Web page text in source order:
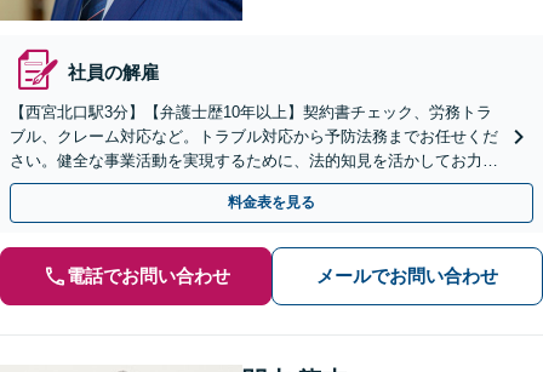
社員の解雇
【西宮北口駅3分】【弁護士歴10年以上】契約書チェック、労務トラ
ブル、クレーム対応など。トラブル対応から予防法務までお任せくだ
さい。健全な事業活動を実現するために、法的知見を活かしてお力添
えいたします【初回相談無料】
料金表を見る
電話でお問い合わせ メールでお問い合わせ